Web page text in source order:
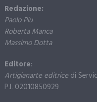
Redazione:
Paolo Piu
Roberta Manca
Massimo Dotta
Editore:
Artigianarte editricedi
P.I. 02010850929